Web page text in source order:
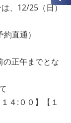
、12/25（日）
直通）
の正午までとな
４:００】【１